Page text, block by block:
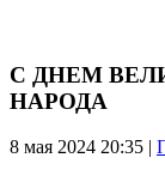
С ДНЕМ
НАРОДА
8 мая 2024 20:35 |